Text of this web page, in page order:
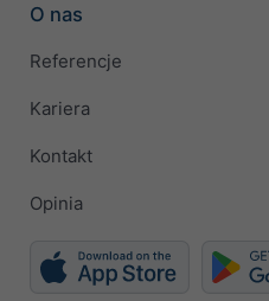
O nas
Referencje
Kariera
Kontakt
Opinia